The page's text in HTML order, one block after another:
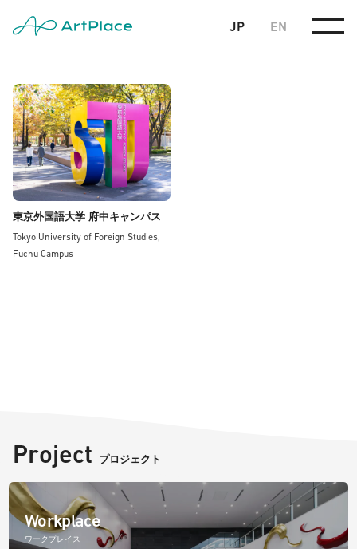
JP EN
東京外国語大学 府中キャンパス
Tokyo University of Foreign Studies,
Fuchu Campus
Project プロジェクト
Workplace
ワークプレイス